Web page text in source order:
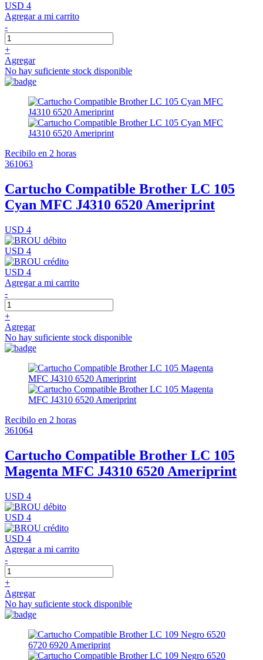
USD 4
Agregar a mi carrito
-
+
Agregar
No hay suficiente stock disponible
Recibilo en 2 horas
361063
Cartucho Compatible Brother LC 105
Cyan MFC J4310 6520 Ameriprint
USD 4
USD 4
USD 4
Agregar a mi carrito
-
+
Agregar
No hay suficiente stock disponible
Recibilo en 2 horas
361064
Cartucho Compatible Brother LC 105
Magenta MFC J4310 6520 Ameriprint
USD 4
USD 4
USD 4
Agregar a mi carrito
-
+
Agregar
No hay suficiente stock disponible